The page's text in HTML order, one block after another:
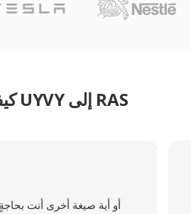
كيفية تحويل UYVY إلى RAS